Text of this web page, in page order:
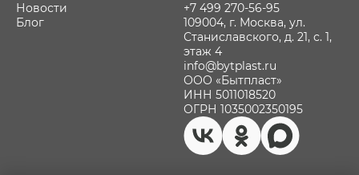
Новости
Блог
+7 499 270-56-95
109004, г. Москва, ул.
Станиславского, д. 21, с. 1,
этаж 4
info@bytplast.ru
ООО «Бытпласт»
ИНН 5011018520
ОГРН 1035002350195